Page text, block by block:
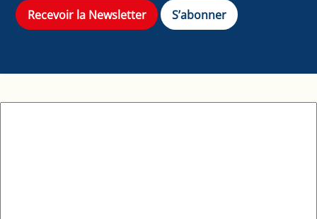
Recevoir la Newsletter S’abonner